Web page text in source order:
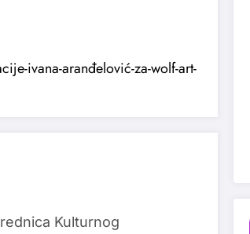
Kulturnog